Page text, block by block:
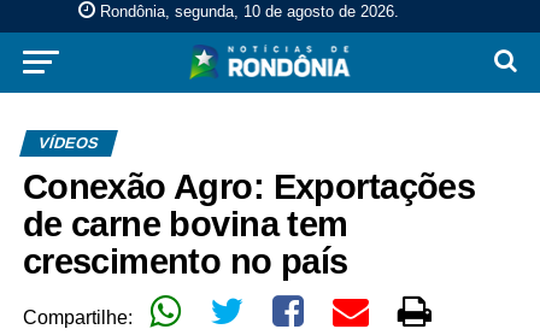
Rondônia, segunda, 10 de agosto de 2026.
VÍDEOS
Conexão Agro: Exportações
de carne bovina tem
crescimento no país
Compartilhe: